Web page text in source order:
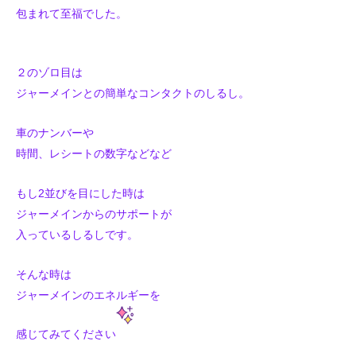
包まれて至福でした。
２のゾロ目は
ジャーメインとの簡単なコンタクトのしるし。
車のナンバーや
時間、レシートの数字などなど
もし2並びを目にした時は
ジャーメインからのサポートが
入っているしるしです。
そんな時は
ジャーメインのエネルギーを
感じてみてください